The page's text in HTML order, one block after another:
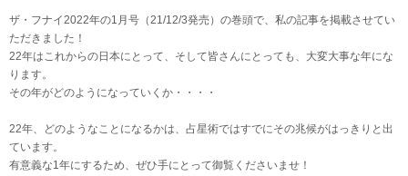
ザ・フナイ2022年の1月号（21/12/3発売）の巻頭で、私の記事を掲載させてい
ただきました！
22年はこれからの日本にとって、そして皆さんにとっても、大変大事な年にな
ります。
その年がどのようになっていくか・・・・
22年、どのようなことになるかは、占星術ではすでにその兆候がはっきりと出
ています。
有意義な1年にするため、ぜひ手にとって御覧くださいませ！